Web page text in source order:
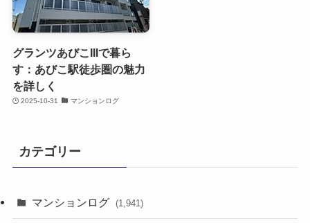
グランツあびこIIIで暮ら
す：あびこ駅徒歩圏の魅力
を詳しく
2025-10-31 マンションログ
カテゴリー
マンションログ (1,941)